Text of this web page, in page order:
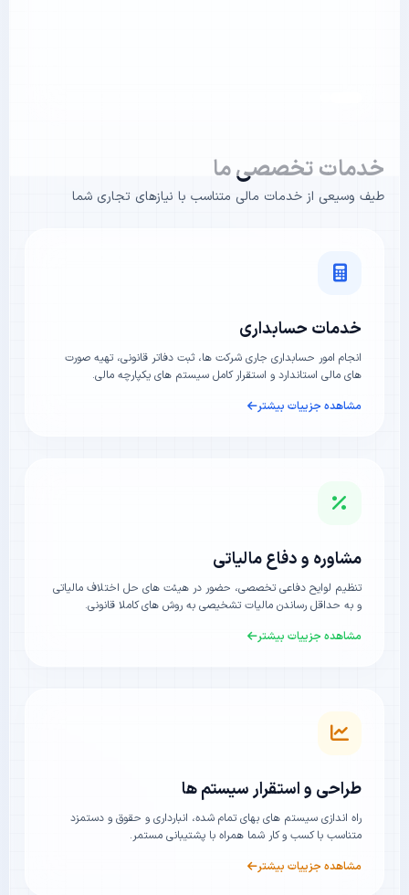
خدمات تخصصی ما
طیف وسیعی از خدمات مالی متناسب با نیازهای تجاری شما
خدمات حسابداری
انجام امور حسابداری جاری شرکت ها، ثبت دفاتر قانونی، تهیه صورت
های مالی استاندارد و استقرار کامل سیستم های یکپارچه مالی.
مشاهده جزییات بیشتر
مشاوره و دفاع مالیاتی
تنظیم لوایح دفاعی تخصصی، حضور در هیئت های حل اختلاف مالیاتی
و به حداقل رساندن مالیات تشخیصی به روش های کاملا قانونی.
مشاهده جزییات بیشتر
طراحی و استقرار سیستم ها
راه اندازی سیستم های بهای تمام شده، انبارداری و حقوق و دستمزد
متناسب با کسب و کار شما همراه با پشتیبانی مستمر.
مشاهده جزییات بیشتر